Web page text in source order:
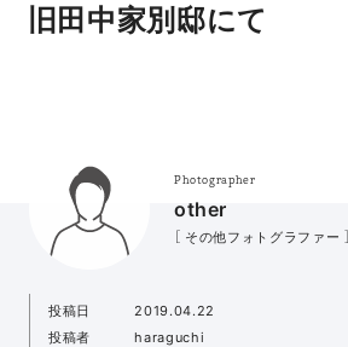
旧田中家別邸にて
Photographer
other
［ その他フォトグラファー ］
投稿日
2019.04.22
投稿者
haraguchi